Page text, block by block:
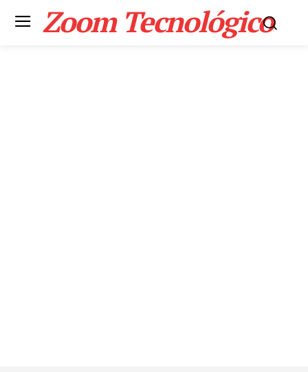
Zoom Tecnológico